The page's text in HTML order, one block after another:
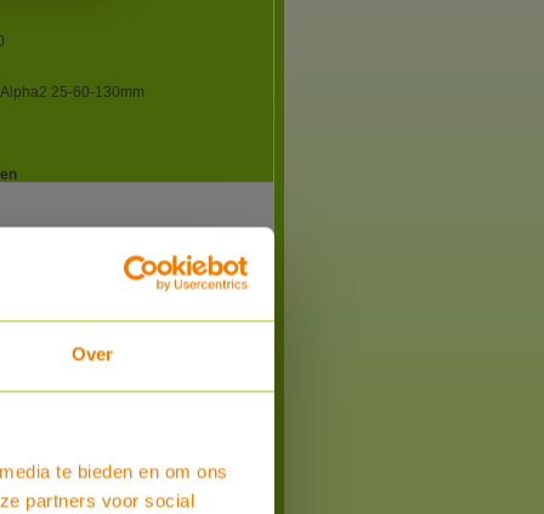
Over
te bieden en om ons
partners voor social
25-60-130mm